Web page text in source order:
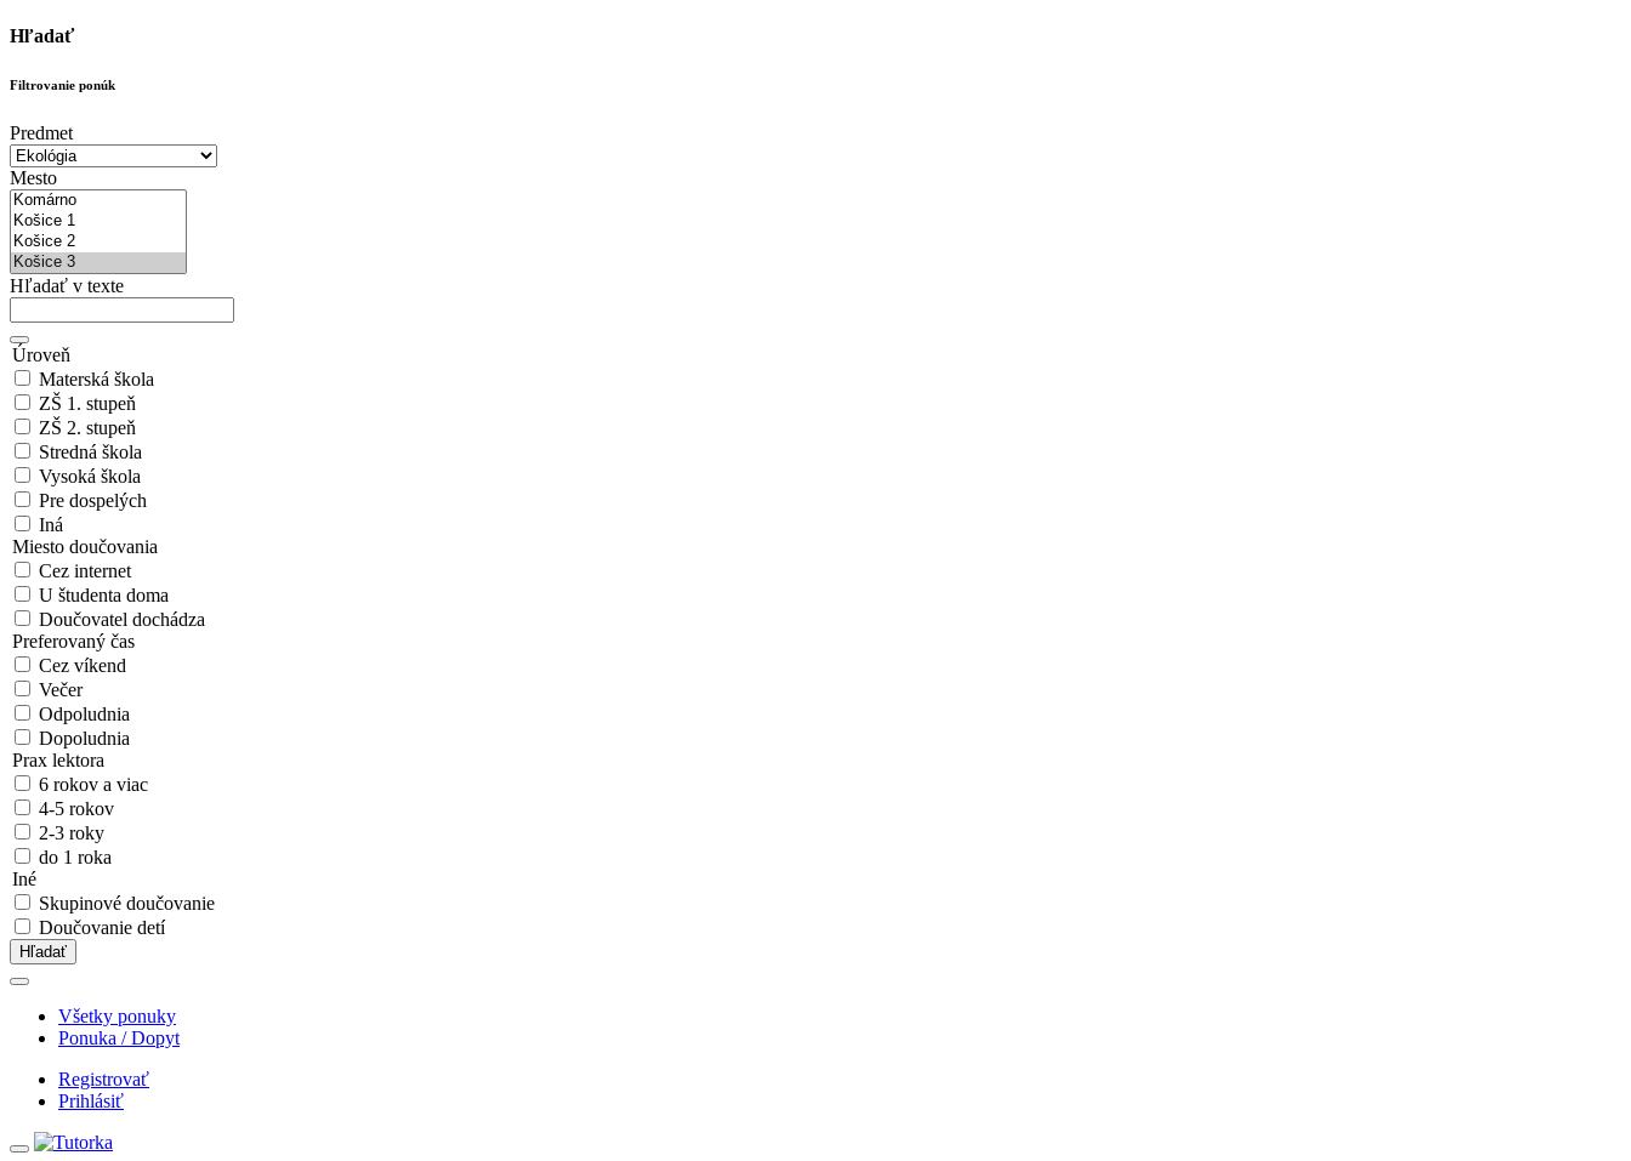
Hľadať
Filtrovanie ponúk
Predmet
Mesto
Hľadať v texte
Úroveň
Materská škola
ZŠ 1. stupeň
ZŠ 2. stupeň
Stredná škola
Vysoká škola
Pre dospelých
Iná
Miesto doučovania
Cez internet
U študenta doma
Doučovatel dochádza
Preferovaný čas
Cez víkend
Večer
Odpoludnia
Dopoludnia
Prax lektora
6 rokov a viac
4-5 rokov
2-3 roky
do 1 roka
Iné
Skupinové doučovanie
Doučovanie detí
Hľadať
Všetky ponuky
Ponuka / Dopyt
Registrovať
Prihlásiť